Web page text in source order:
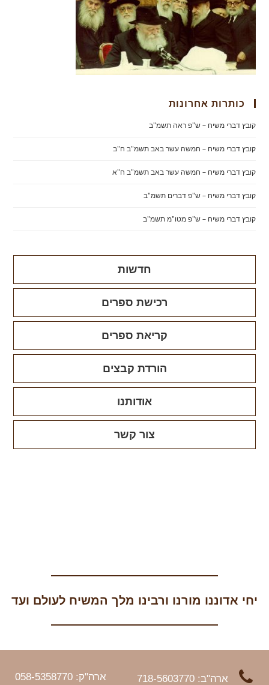
כותרות אחרונות
קובץ דברי משיח – ש"פ ראה תשמ"ב
קובץ דברי משיח – חמשה עשר באב תשמ"ב ח"ב
קובץ דברי משיח – חמשה עשר באב תשמ"ב ח"א
קובץ דברי משיח – ש"פ דברים תשמ"ב
קובץ דברי משיח – ש"פ מטו"מ תשמ"ב
חדשות
רכישת ספרים
קריאת ספרים
הורדת קבצים
אודותנו
צור קשר
יחי אדוננו מורנו ורבינו מלך המשיח לעולם ועד
ארה"ב: 718-5603770 ארה"ק: 058-5358770